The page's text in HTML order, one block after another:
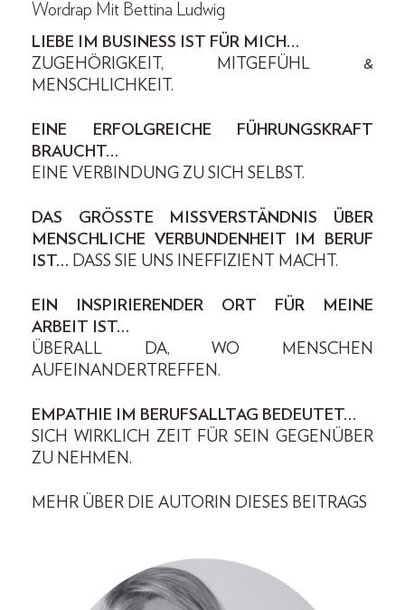
Wordrap Mit Bettina Ludwig
LIEBE IM BUSINESS IST FÜR MICH…
ZUGEHÖRIGKEIT, MITGEFÜHL &
MENSCHLICHKEIT.
EINE ERFOLGREICHE FÜHRUNGSKRAFT
BRAUCHT…
EINE VERBINDUNG ZU SICH SELBST.
DAS GRÖSSTE MISSVERSTÄNDNIS ÜBER
MENSCHLICHE VERBUNDENHEIT IM BERUF
IST… DASS SIE UNS INEFFIZIENT MACHT.
EIN INSPIRIERENDER ORT FÜR MEINE
ARBEIT IST…
ÜBERALL DA, WO MENSCHEN
AUFEINANDERTREFFEN.
EMPATHIE IM BERUFSALLTAG BEDEUTET…
SICH WIRKLICH ZEIT FÜR SEIN GEGENÜBER
ZU NEHMEN.
MEHR ÜBER DIE AUTORIN DIESES BEITRAGS